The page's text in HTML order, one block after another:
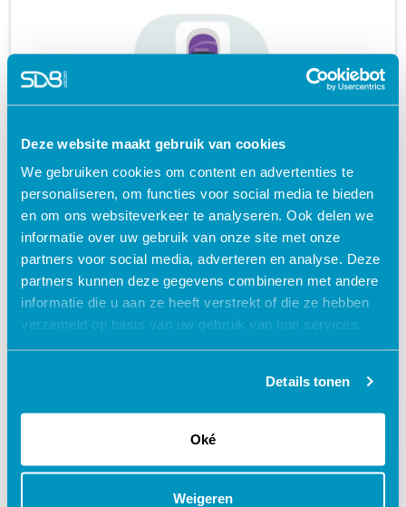
Deze website maakt gebruik van cookies
We gebruiken cookies om content en advertenties te
personaliseren, om functies voor social media te bieden
en om ons websiteverkeer te analyseren. Ook delen we
informatie over uw gebruik van onze site met onze
partners voor social media, adverteren en analyse. Deze
partners kunnen deze gegevens combineren met andere
informatie die u aan ze heeft verstrekt of die ze hebben
verzameld op basis van uw gebruik van hun services.
Details tonen
Oké
Weigeren
Glucosemeter Accu-Chek Inform (ACI) II |
e-learning
Medische technologie
geaccrediteerd + certificaat
60 MINUTEN